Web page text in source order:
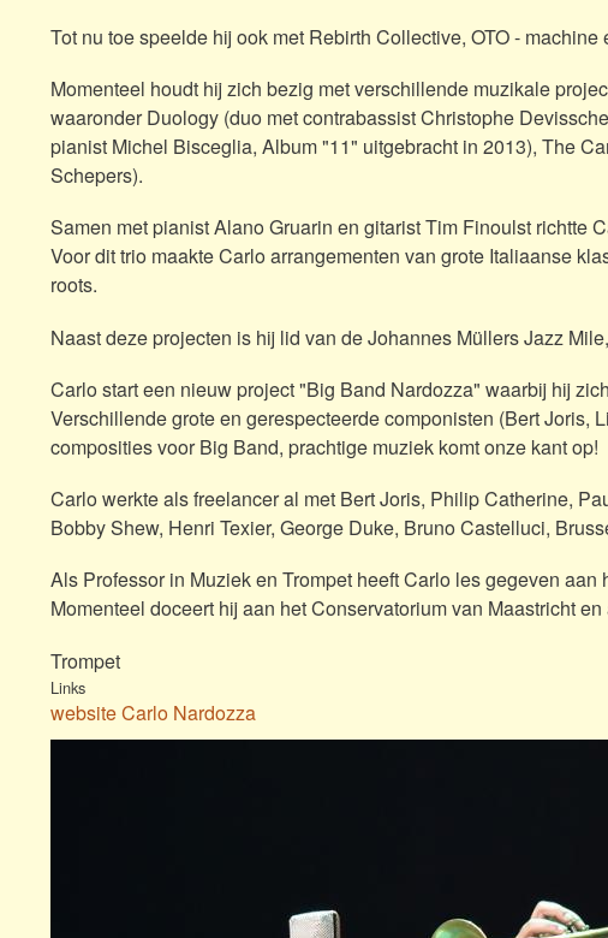
Tot nu toe speelde hij ook met Rebirth Collective, OTO - machine
Momenteel houdt hij zich bezig met verschillende muzikale
waaronder Duology (duo met contrabassist Christophe
pianist Michel Bisceglia, Album "11" uitgebracht in 2013), The
Schepers).
Samen met pianist Alano Gruarin en gitarist Tim Finoulst richtte
Voor dit trio maakte Carlo arrangementen van grote Italiaanse
roots.
Naast deze projecten is hij lid van de Johannes Müllers Jazz
Carlo start een nieuw project "Big Band Nardozza" waarbij hij
Verschillende grote en gerespecteerde componisten (Bert Joris,
composities voor Big Band, prachtige muziek komt onze kant op!
Carlo werkte als freelancer al met Bert Joris, Philip Catherine,
Bobby Shew, Henri Texier, George Duke, Bruno Castelluci,
Als Professor in Muziek en Trompet heeft Carlo les gegeven
Momenteel doceert hij aan het Conservatorium van Maastricht
Trompet
Links
website Carlo Nardozza